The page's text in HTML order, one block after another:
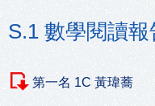
S.1 數學閱讀報
第一名 1C 黃瑋蕎